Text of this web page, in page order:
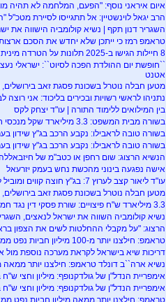
איום איראני נוסף: "הפעם, המלחמה לא תהיה
הרב יגאל לוינשטיין: אל תתגייסו לסיירת
השגריר דנון תקף | נשיא קולומביה הישווה את
טראמפ רמז כי ייתכן שלא יחדש את הסכם
8 חיילות הגישו ב-2025 תלונות על הטרדה מינית שעברו בידי מחבלים עליהם שמרו
``חופשת יום ההולדת הפכה לסיוט``: ישראלי
אטנט
מטען חבלה נוטרל בשכונת פסגת זאב בירושלים,
נתניהו לראשי רשויות ובכירים בליכוד: אני
בין המילואים ללימוד התורה | עו"ד יצחק לקס
בשורה מבית המשפט: 3.3 מיליארד שקל מנכסי חמאס לנפגעי טרור
בשורה טובה לראבילו: נקבע הרכב בג"ץ שידון
בשורה טובה לראבילו: נקבע הרכב בג"ץ שידון
הנשיא הרצוג: שום רחפן או כטב"מ של חיזבאללה
אישה נפגעה בינוני מהכשת נחש בעמק יזרעאל
עו"ד ליאור קצב לערוץ 7: בג"ץ חוצה קווים ומוביל לכאוס ומשבר
מטען חבלה נוטרל בשכונת פסגת זאב בירושלים,
3.3 מיליארד ש"ח פיצויים: שורת פסקי דין נגד חמאס ב`מחוזי` בירושלים
נשיא קולומביה השווה את ישראל לנאצים,
הרצוג: "על מקבלי ההחלטות לשים את הצפון
טראמפ: חילצנו יותר מ-100 מיליון חביות נפט ממצר הורמוז
דריכות שיא בישראל לקראת מערכה נוספת מול
נשיא ארה``ב דונלד טראמפ: חילצנו יותר ממאה
אימפריית הנדל"ן של גולדקנופף: מיליון וחצי
אימפריית הנדל"ן של גולדקנופף: מיליון וחצי
‏טראמפ: חילצנו יותר ממאה מיליון חביות נפט